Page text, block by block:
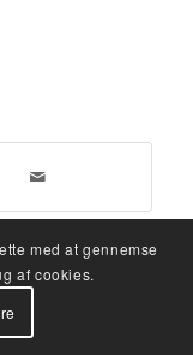
med at gennemse
af cookies.